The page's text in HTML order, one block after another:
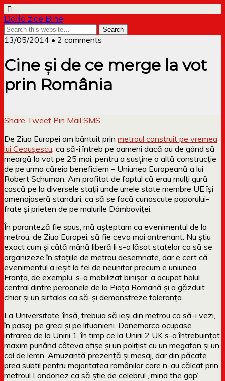
Dollo zice Bine
13/05/2014 • 2 comments
Cine și de ce merge la vot
prin România
Share Tweet Pin Mail SMS
De Ziua Europei am bântuit prin metroul construit pe vremea
lui Ceaușescu , ca să-i întreb pe oameni dacă au de gând să
meargă la vot pe 25 mai, pentru a susține o altă construcție
de pe urma căreia beneficiem – Uniunea Europeană a lui
Robert Schuman. Am profitat de faptul că erau mulți gură
cască pe la diversele stații unde unele state membre UE își
amenajaseră standuri, ca să se facă cunoscute poporului-
frate și prieten de pe malurile Dâmboviței.
În paranteză fie spus, mă așteptam ca evenimentul de la
metrou, de Ziua Europei, să fie ceva mai antrenant. Nu știu
exact cum și câtă mână liberă li s-a lăsat statelor ca să se
organizeze în stațiile de metrou desemnate, dar e cert că
evenimentul a ieșit la fel de neunitar precum e uniunea.
Franța, de exemplu, s-a mobilizat binișor, a ocupat holul
central dintre peroanele de la Piața Romană și a găzduit
chiar și un sirtakis ca să-și demonstreze toleranța.
La Universitate, însă, trebuia să ieși din metrou ca să-i vezi,
în pasaj, pe greci și pe lituanieni. Danemarca ocupase
intrarea de la Unirii 1, în timp ce la Unirii 2 UK s-a întrebuințat
maxim punând câteva afișe și un polițist cu un megafon și un
cal de lemn. Amuzantă prezență și mesaj, dar din păcate
prea subtil pentru majoritatea românilor care n-au călcat prin
metroul Londonez ca să știe de celebrul „mind the gap”.